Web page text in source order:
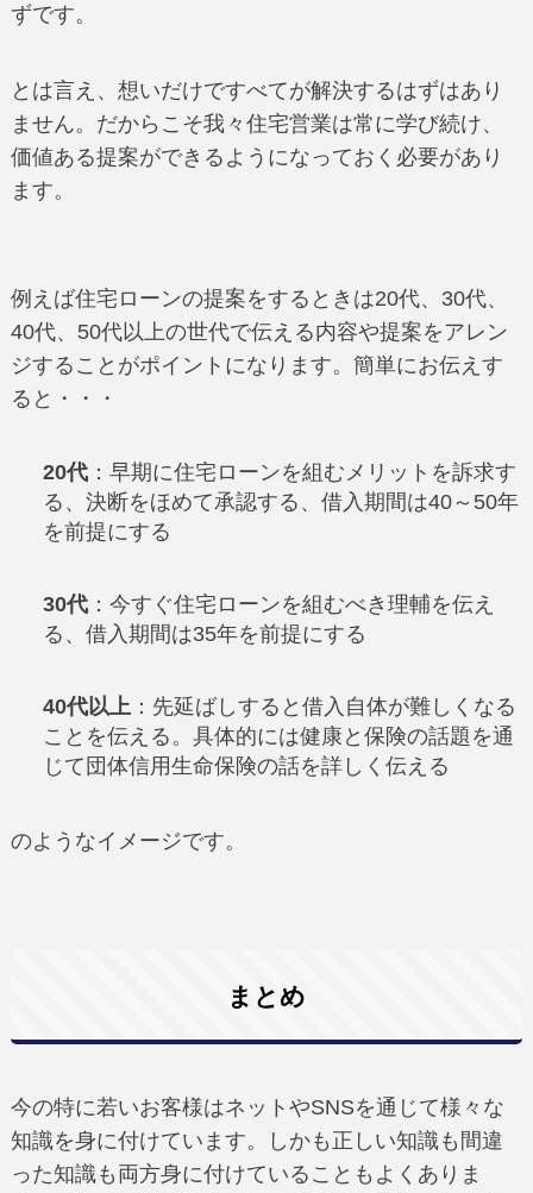
ずです。
とは言え、想いだけですべてが解決するはずはあり
ません。だからこそ我々住宅営業は常に学び続け、
価値ある提案ができるようになっておく必要があり
ます。
例えば住宅ローンの提案をするときは20代、30代、
40代、50代以上の世代で伝える内容や提案をアレン
ジすることがポイントになります。簡単にお伝えす
ると・・・
20代 ：早期に住宅ローンを組むメリットを訴求す
る、決断をほめて承認する、借入期間は40～50年
を前提にする
30代 ：今すぐ住宅ローンを組むべき理輔を伝え
る、借入期間は35年を前提にする
40代以上 ：先延ばしすると借入自体が難しくなる
ことを伝える。具体的には健康と保険の話題を通
じて団体信用生命保険の話を詳しく伝える
のようなイメージです。
まとめ
今の特に若いお客様はネットやSNSを通じて様々な
知識を身に付けています。しかも正しい知識も間違
った知識も両方身に付けていることもよくありま